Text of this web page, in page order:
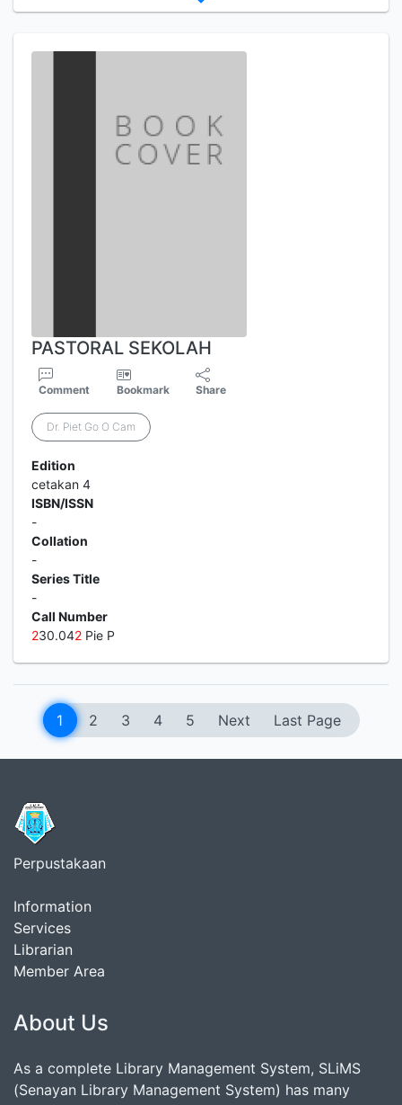
PASTORAL SEKOLAH
Comment Bookmark Share
Dr. Piet Go O Cam
Edition
cetakan 4
ISBN/ISSN
-
Collation
-
Series Title
-
Call Number
230.042 Pie P
1 2 3 4 5 Next Last Page
Perpustakaan
Information
Services
Librarian
Member Area
About Us
As a complete Library Management System, SLiMS
(Senayan Library Management System) has many